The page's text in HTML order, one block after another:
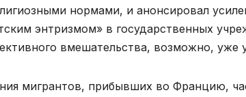
нормами, и анонсировал
энтризмом» в государственных
вмешательства, возможно, уже
мигрантов, прибывших во Францию,